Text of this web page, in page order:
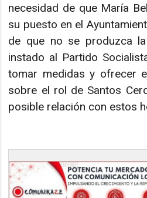
necesidad de que María
su puesto en el
de que no se produzca
instado al Partido
tomar medidas y ofrecer
sobre el rol de Santos
posible relación con estos